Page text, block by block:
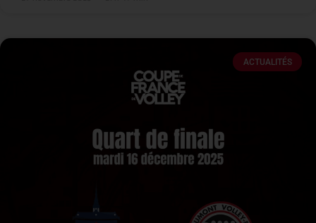
ACTUALITÉS